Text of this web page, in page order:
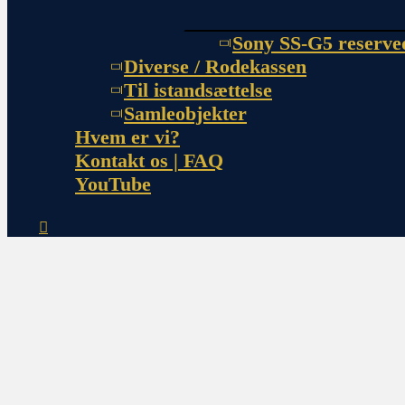
Sony SS-G5
Diverse / Rodekassen
Til istandsættelse
Samleobjekter
Hvem er vi?
Kontakt os | FAQ
YouTube